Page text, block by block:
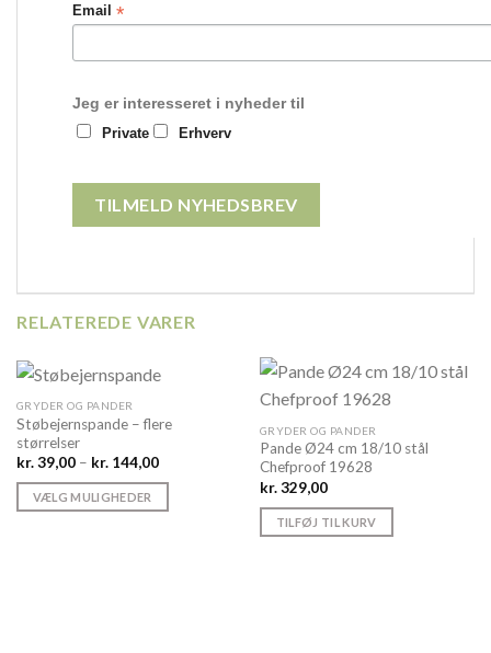
Email *
Jeg er interesseret i nyheder til
Private Erhverv
RELATEREDE VARER
GRYDER OG PANDER
Støbejernspande – flere
størrelser
kr.39,00 – kr.144,00Prisinterval:
til
VÆLG MULIGHEDER
GRYDER OG PANDER
Pande Ø24 cm 18/10 stål
Chefproof 19628
kr.329,00
TILFØJ TIL KURV